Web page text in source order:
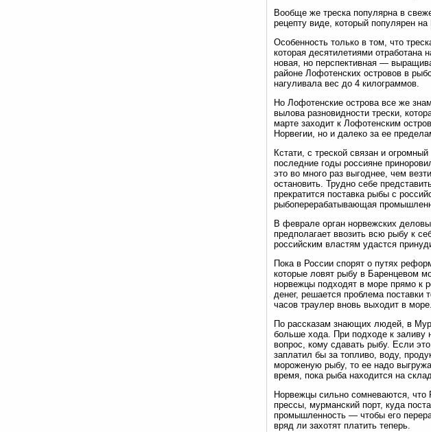
Вообще же треска популярна в
рецепту виде, который популярен
Особенность только в том, что
которая десятилетиями
новая, но перспективная —
районе Лофотенских островов в
нагуливала вес до 4 килограммов.
Но Лофотенские острова все же
вылова разновидности трески,
марте заходит к Лофотенским
Норвегии, но и далеко за ее
Кстати, с треской связан и
последние годы россияне
это во много раз выгоднее, чем
остановить. Трудно себе
прекратится поставка рыбы с
рыбоперерабатывающая
В феврале орган норвежских
предполагает ввозить всю рыбу к
российским властям удастся
Пока в России спорят о путях
которые ловят рыбу в Баренцевом
норвежцы подходят в море прямо к
денег, решается проблема поставки
часов траулер вновь выходит в море.
По рассказам знающих людей, в
больше хода. При подходе к заливу
вопрос, кому сдавать рыбу. Если
заплатил бы за топливо, воду,
мороженую рыбу, то ее надо
время, пока рыба находится на
Норвежцы сильно сомневаются, что
прессы, мурманский порт, куда
промышленность — чтобы его
вряд ли захотят платить теперь.